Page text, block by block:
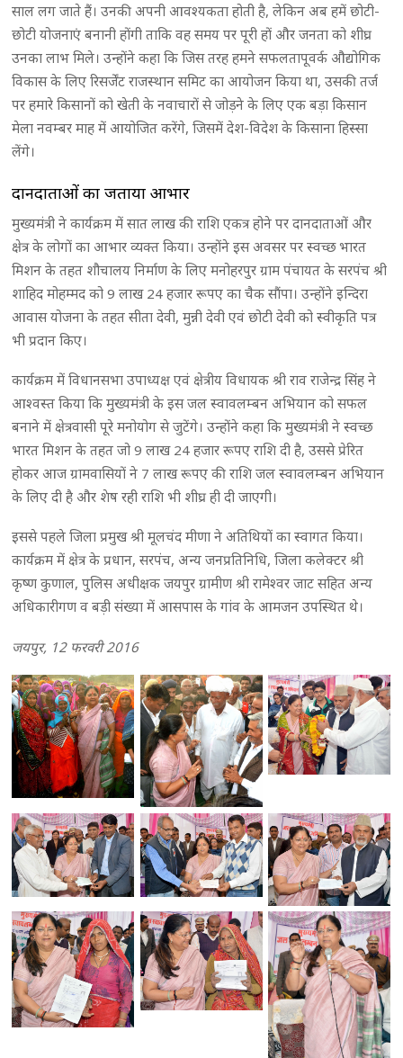
साल लग जाते हैं। उनकी अपनी आवश्यकता होती है, लेकिन अब हमें छोटी-
छोटी योजनाएं बनानी होंगी ताकि वह समय पर पूरी हों और जनता को शीघ्र
उनका लाभ मिले। उन्होंने कहा कि जिस तरह हमने सफलतापूवर्क औद्योगिक
विकास के लिए रिसर्जेंट राजस्थान समिट का आयोजन किया था, उसकी तर्ज
पर हमारे किसानों को खेती के नवाचारों से जोड़ने के लिए एक बड़ा किसान
मेला नवम्बर माह में आयोजित करेंगे, जिसमें देश-विदेश के किसाना हिस्सा
लेंगे।
दानदाताओं का जताया आभार
मुख्यमंत्री ने कार्यक्रम में सात लाख की राशि एकत्र होने पर दानदाताओं और
क्षेत्र के लोगों का आभार व्यक्त किया। उन्होंने इस अवसर पर स्वच्छ भारत
मिशन के तहत शौचालय निर्माण के लिए मनोहरपुर ग्राम पंचायत के सरपंच श्री
शाहिद मोहम्मद को 9 लाख 24 हजार रूपए का चैक सौंपा। उन्होंने इन्दिरा
आवास योजना के तहत सीता देवी, मुन्नी देवी एवं छोटी देवी को स्वीकृति पत्र
भी प्रदान किए।
कार्यक्रम में विधानसभा उपाध्यक्ष एवं क्षेत्रीय विधायक श्री राव राजेन्द्र सिंह ने
आश्वस्त किया कि मुख्यमंत्री के इस जल स्वावलम्बन अभियान को सफल
बनाने में क्षेत्रवासी पूरे मनोयोग से जुटेंगे। उन्होंने कहा कि मुख्यमंत्री ने स्वच्छ
भारत मिशन के तहत जो 9 लाख 24 हजार रूपए राशि दी है, उससे प्रेरित
होकर आज ग्रामवासियों ने 7 लाख रूपए की राशि जल स्वावलम्बन अभियान
के लिए दी है और शेष रही राशि भी शीघ्र ही दी जाएगी।
इससे पहले जिला प्रमुख श्री मूलचंद मीणा ने अतिथियों का स्वागत किया।
कार्यक्रम में क्षेत्र के प्रधान, सरपंच, अन्य जनप्रतिनिधि, जिला कलेक्टर श्री
कृष्ण कुणाल, पुलिस अधीक्षक जयपुर ग्रामीण श्री रामेश्वर जाट सहित अन्य
अधिकारीगण व बड़ी संख्या में आसपास के गांव के आमजन उपस्थित थे।
जयपुर, 12 फरवरी 2016